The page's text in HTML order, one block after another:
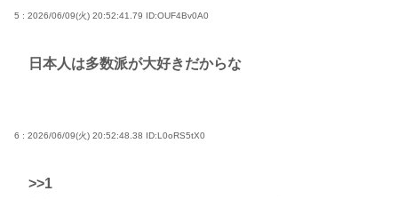
5 : 2026/06/09(火) 20:52:41.79 ID:OUF4Bv0A0
日本人は多数派が大好きだからな
6 : 2026/06/09(火) 20:52:48.38 ID:L0oRS5tX0
>>1